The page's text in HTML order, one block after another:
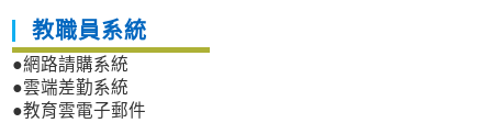
教職員系統
●網路請購系統
●雲端差勤系統
●教育雲電子郵件